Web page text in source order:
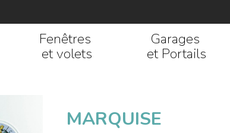
Fenêtres
et volets
Garages
et Portails
MARQUISE